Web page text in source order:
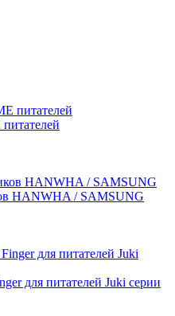
HANWHA / SAMSUNG
для питателей Juki серии